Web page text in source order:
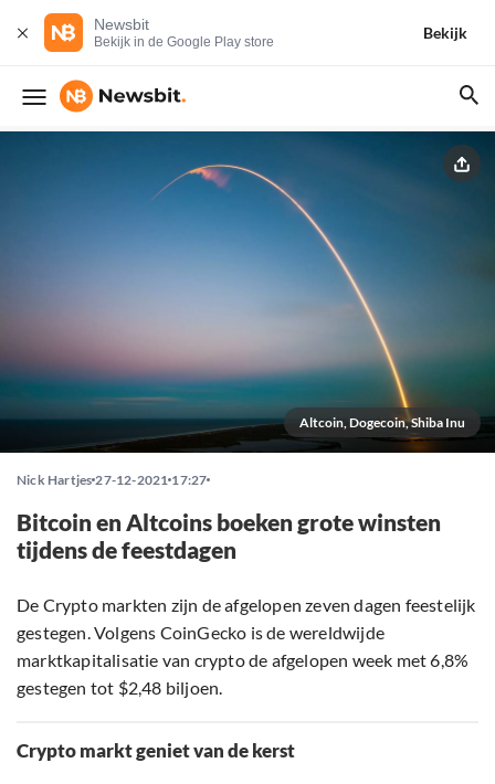
Newsbit
Bekijk in de Google Play store
Bekijk
Altcoin, Dogecoin, Shiba Inu
Nick Hartjes 27-12-2021 17:27
Bitcoin en Altcoins boeken grote winsten
tijdens de feestdagen
De Crypto markten zijn de afgelopen zeven dagen feestelijk
gestegen. Volgens CoinGecko is de wereldwijde
marktkapitalisatie van crypto de afgelopen week met 6,8%
gestegen tot $2,48 biljoen.
Crypto markt geniet van de kerst